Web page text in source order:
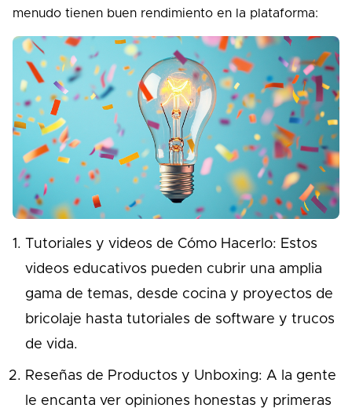
menudo tienen buen rendimiento en la plataforma:
Tutoriales y videos de Cómo Hacerlo: Estos
videos educativos pueden cubrir una amplia
gama de temas, desde cocina y proyectos de
bricolaje hasta tutoriales de software y trucos
de vida.
Reseñas de Productos y Unboxing: A la gente
le encanta ver opiniones honestas y primeras